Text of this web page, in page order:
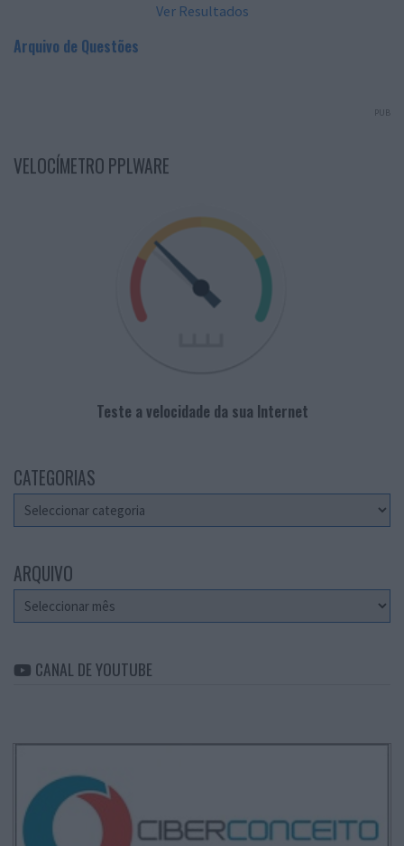
Ver Resultados
Arquivo de Questões
PUB
VELOCÍMETRO PPLWARE
Teste a velocidade da sua Internet
CATEGORIAS
Categorias
ARQUIVO
Arquivo
CANAL DE YOUTUBE